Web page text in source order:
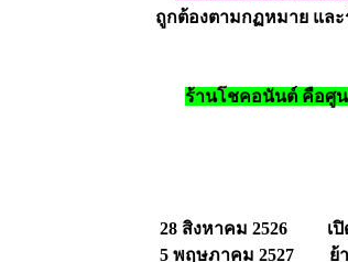
ถูกต้องตามกฏหมาย แล
ร้านโชคอนันต์ คือศู
28 สิงหาคม 2526 เปิด
5 พฤษภาคม 2527 ย้